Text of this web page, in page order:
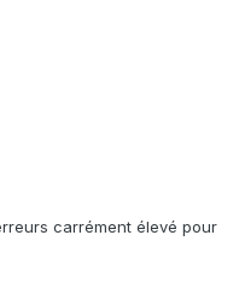
carrément élevé pour